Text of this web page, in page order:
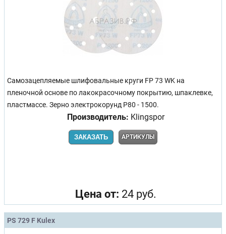
Самозацепляемые шлифовальные круги FP 73 WK на
пленочной основе по лакокрасочному покрытию, шпаклевке,
пластмассе. Зерно электрокорунд Р80 - 1500.
Производитель: Klingspor
ЗАКАЗАТЬ АРТИКУЛЫ
Цена от: 24 руб.
PS 729 F Kulex